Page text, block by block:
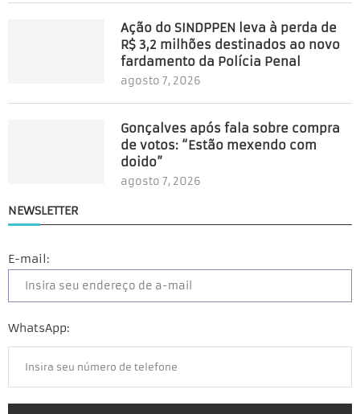
Ação do SINDPPEN leva à perda de
R$ 3,2 milhões destinados ao novo
fardamento da Polícia Penal
agosto 7, 2026
Gonçalves após fala sobre compra
de votos: “Estão mexendo com
doido”
agosto 7, 2026
NEWSLETTER
E-mail:
WhatsApp: